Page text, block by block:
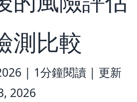
測比較
| 1分鐘閱讀 | 更新
2026